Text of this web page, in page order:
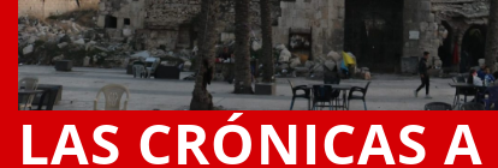
LAS CRÓNICAS A